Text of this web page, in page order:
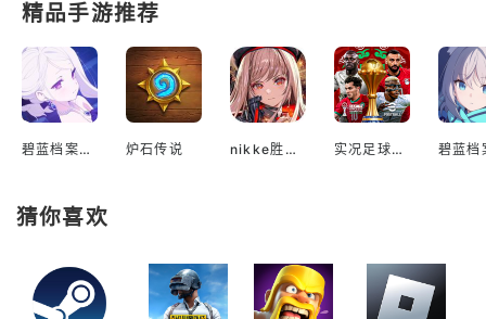
精品手游推荐
碧蓝档案国际服 炉石传说 nikke胜利女神国际服 实况足球2022手游
猜你喜欢